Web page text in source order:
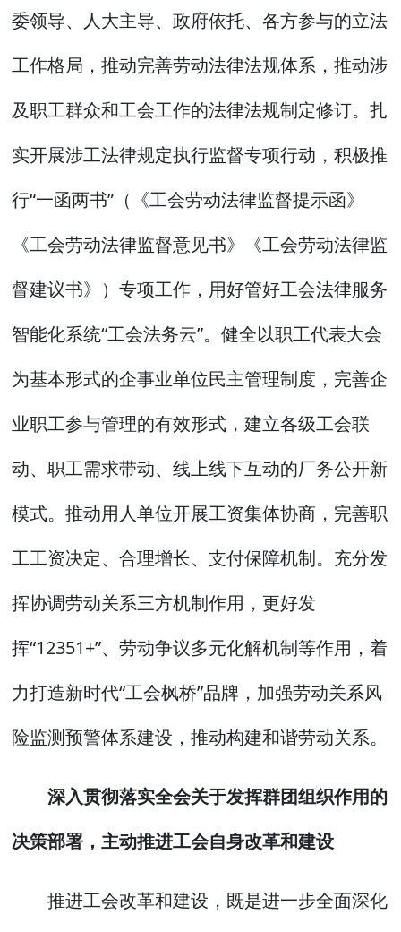
委领导、人大主导、政府依托、各方参与的立法
工作格局，推动完善劳动法律法规体系，推动涉
及职工群众和工会工作的法律法规制定修订。扎
实开展涉工法律规定执行监督专项行动，积极推
行“一函两书”（《工会劳动法律监督提示函》
《工会劳动法律监督意见书》《工会劳动法律监
督建议书》）专项工作，用好管好工会法律服务
智能化系统“工会法务云”。健全以职工代表大会
为基本形式的企事业单位民主管理制度，完善企
业职工参与管理的有效形式，建立各级工会联
动、职工需求带动、线上线下互动的厂务公开新
模式。推动用人单位开展工资集体协商，完善职
工工资决定、合理增长、支付保障机制。充分发
挥协调劳动关系三方机制作用，更好发
挥“12351+”、劳动争议多元化解机制等作用，着
力打造新时代“工会枫桥”品牌，加强劳动关系风
险监测预警体系建设，推动构建和谐劳动关系。
深入贯彻落实全会关于发挥群团组织作用的
决策部署，主动推进工会自身改革和建设
推进工会改革和建设，既是进一步全面深化